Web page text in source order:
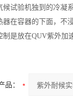
候试验机独到的冷凝
器在容器的下面，不
制是放在QUV紫外加
品：